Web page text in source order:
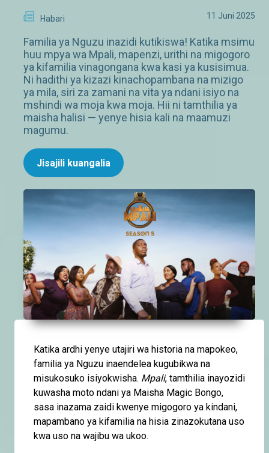
Habari 11 Juni 2025
Familia ya Nguzu inazidi kutikiswa! Katika msimu
huu mpya wa Mpali, mapenzi, urithi na migogoro
ya kifamilia vinagongana kwa kasi ya kusisimua.
Ni hadithi ya kizazi kinachopambana na mizigo
ya mila, siri za zamani na vita ya ndani isiyo na
mshindi wa moja kwa moja. Hii ni tamthilia ya
maisha halisi — yenye hisia kali na maamuzi
magumu.
Jisajili kuangalia
Katika ardhi yenye utajiri wa historia na mapokeo,
familia ya Nguzu inaendelea kugubikwa na
misukosuko isiyokwisha. Mpali, tamthilia inayozidi
kuwasha moto ndani ya Maisha Magic Bongo,
sasa inazama zaidi kwenye migogoro ya kindani,
mapambano ya kifamilia na hisia zinazokutana uso
kwa uso na wajibu wa ukoo.